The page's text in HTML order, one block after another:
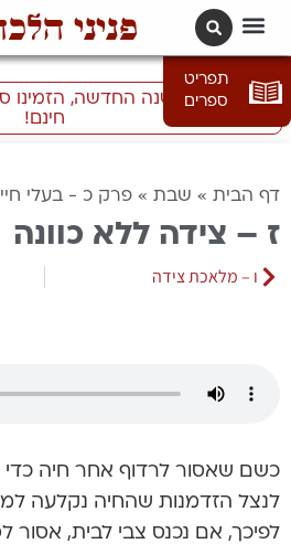
פניני
תפריט
ספרים
התכוננו לשנה החדשה, הזמינו
חינם!
דף הבית » שבת » פרק כ - בעלי
ז – צידה ללא כוונה
ו – מלאכת צידה
כשם שאסור לרדוף אחר חיה כדי
לנצל הזדמנות שהחיה נקלעה
לפיכך, אם נכנס צבי לבית, אסור